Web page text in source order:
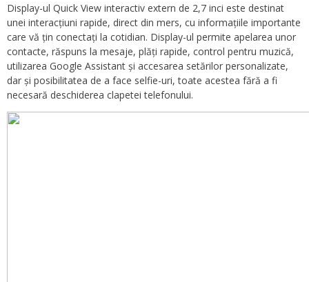
Display-ul Quick View interactiv extern de 2,7 inci este destinat
unei interacțiuni rapide, direct din mers, cu informațiile importante
care vă țin conectați la cotidian. Display-ul permite apelarea unor
contacte, răspuns la mesaje, plăți rapide, control pentru muzică,
utilizarea Google Assistant și accesarea setărilor personalizate,
dar și posibilitatea de a face selfie-uri, toate acestea fără a fi
necesară deschiderea clapetei telefonului.